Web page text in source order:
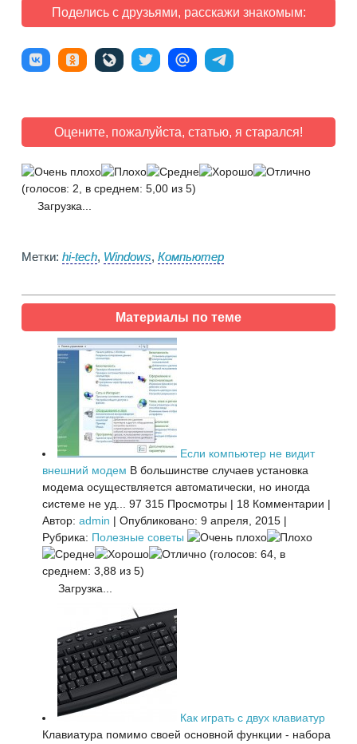
Поделись с друзьями, расскажи знакомым:
Оцените, пожалуйста, статью, я старался!
(голосов: 2, в среднем: 5,00 из 5)
Загрузка...
Метки: hi-tech, Windows, Компьютер
Материалы по теме
Если компьютер не видит
внешний модем В большинстве случаев установка
модема осуществляется автоматически, но иногда
системе не уд... 97 315 Просмотры | 18 Комментарии |
Автор: admin | Опубликовано: 9 апреля, 2015 |
Рубрика: Полезные советы
(голосов: 64, в
среднем: 3,88 из 5)
Загрузка...
Как играть с двух клавиатур
Клавиатура помимо своей основной функции - набора